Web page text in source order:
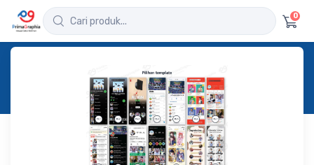
0
Display Promotion - X Banner Wisuda /
Graduation